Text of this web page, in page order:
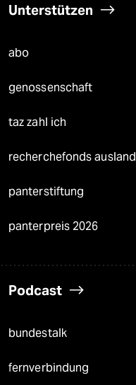
Unterstützen
abo
genossenschaft
taz zahl ich
recherchefonds ausland
panterstiftung
panterpreis 2026
Podcast
bundestalk
fernverbindung